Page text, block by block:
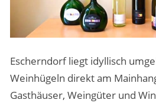
Escherndorf liegt idyllisch
Weinhügeln direkt am
Gasthäuser, Weingüter und